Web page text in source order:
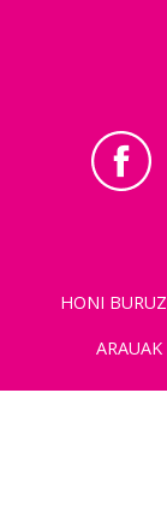
HONI BURUZ
ARAUAK